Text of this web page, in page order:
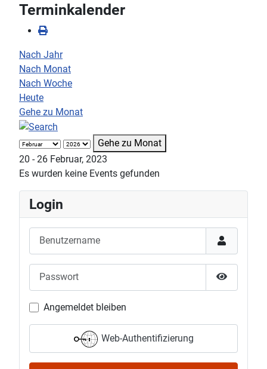
Terminkalender
Nach Jahr
Nach Monat
Nach Woche
Heute
Gehe zu Monat
Gehe zu Monat
20 - 26 Februar, 2023
Es wurden keine Events gefunden
Login
Passwort
Passwort
Angemeldet bleiben
Web-Authentifizierung